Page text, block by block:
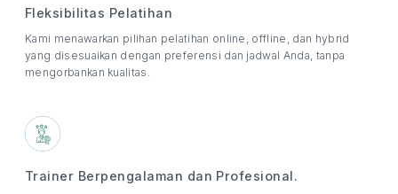
Fleksibilitas Pelatihan
Kami menawarkan pilihan pelatihan online, offline, dan hybrid
yang disesuaikan dengan preferensi dan jadwal Anda, tanpa
mengorbankan kualitas.
Trainer Berpengalaman dan Profesional.